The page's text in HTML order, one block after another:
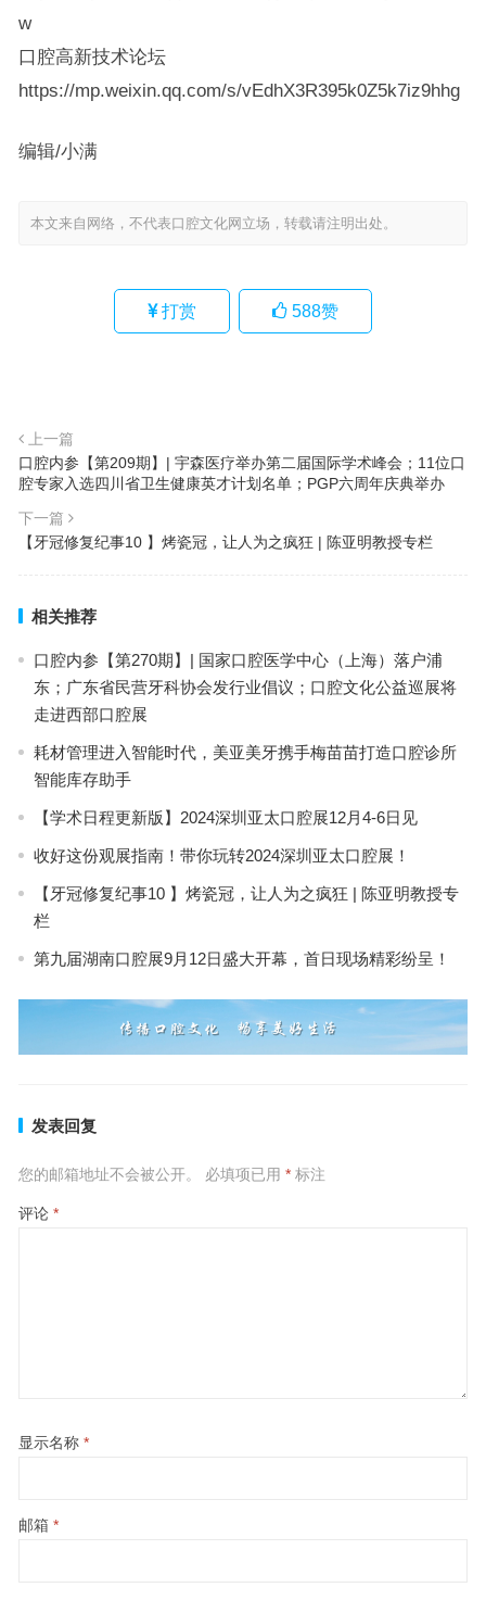
w
口腔高新技术论坛
https://mp.weixin.qq.com/s/vEdhX3R395k0Z5k7iz9hhg
编辑/小满
本文来自网络，不代表口腔文化网立场，转载请注明出处。
打赏 588赞
上一篇
口腔内参【第209期】| 宇森医疗举办第二届国际学术峰会；11位口
腔专家入选四川省卫生健康英才计划名单；PGP六周年庆典举办
下一篇
【牙冠修复纪事10 】烤瓷冠，让人为之疯狂 | 陈亚明教授专栏
相关推荐
口腔内参【第270期】| 国家口腔医学中心（上海）落户浦
东；广东省民营牙科协会发行业倡议；口腔文化公益巡展将
走进西部口腔展
耗材管理进入智能时代，美亚美牙携手梅苗苗打造口腔诊所
智能库存助手
【学术日程更新版】2024深圳亚太口腔展12月4-6日见
收好这份观展指南！带你玩转2024深圳亚太口腔展！
【牙冠修复纪事10 】烤瓷冠，让人为之疯狂 | 陈亚明教授专
栏
第九届湖南口腔展9月12日盛大开幕，首日现场精彩纷呈！
发表回复
您的邮箱地址不会被公开。 必填项已用 *标注
评论 *
显示名称 *
邮箱 *